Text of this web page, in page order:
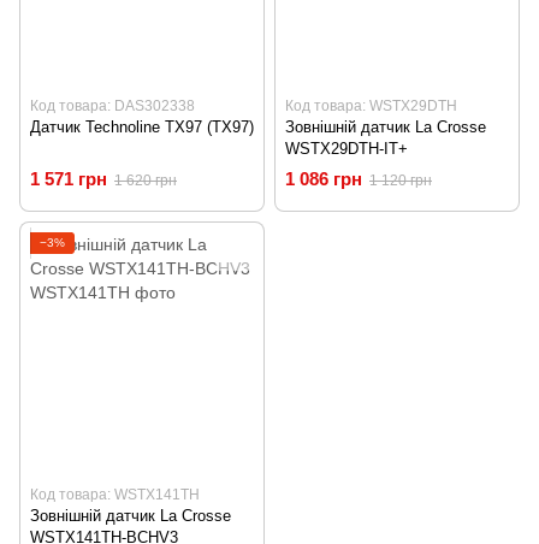
Код товара: DAS302338
Датчик Technoline TX97 (TX97)
1 571 грн 1 620 грн
Код товара: WSTX29DTH
Зовнішній датчик La Crosse
WSTX29DTH-IT+
1 086 грн 1 120 грн
−3%
Код товара: WSTX141TH
Зовнішній датчик La Crosse
WSTX141TH-BCHV3